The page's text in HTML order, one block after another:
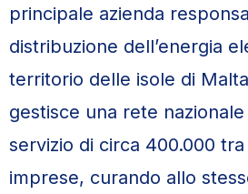
principale azienda
distribuzione dell’energia
territorio delle isole di
gestisce una rete
servizio di circa 400.000
imprese, curando allo